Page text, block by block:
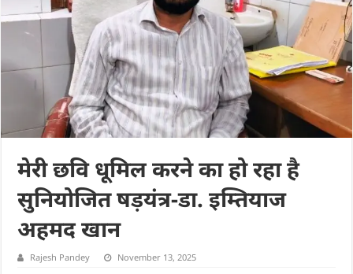
मेरी छवि धूमिल करने का हो रहा है
सुनियोजित षड़यंत्र-डा. इम्तियाज
अहमद खान
Rajesh Pandey November 13, 2025